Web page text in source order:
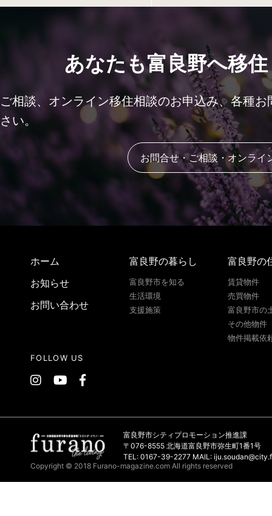
あなたも富良野へ移
ご相談、オンライン移住相談のお申込み、各種
さい。
お問合せ・ご相談・オンライ
ホーム
お知らせ
お問い合わせ
富良野の暮らし
富良野市を知る
生活環境
支援施策
富良野の
賃貸物件
売買物件
富良野市の
その他物件
物件掲載依
FOLLOW US
富良野市シティプロモーション推進課
〒076-8555 北海道富良野市弥生町1番1号
TEL: 0167-39-2277 MAIL:
Copyright © 2018 Furano-magazine.com All rights reserved